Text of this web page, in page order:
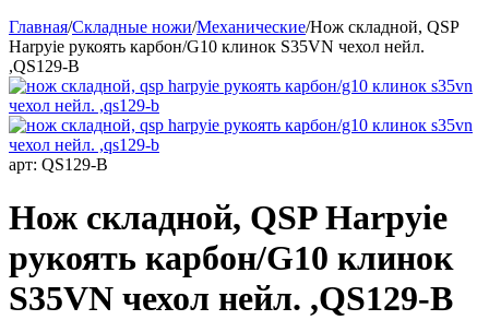
Главная/Складные ножи/Механические/Нож складной, QSP
Harpyie рукоять карбон/G10 клинок S35VN чехол нейл.
,QS129-B
арт: QS129-B
Нож складной, QSP Harpyie
рукоять карбон/G10 клинок
S35VN чехол нейл. ,QS129-B